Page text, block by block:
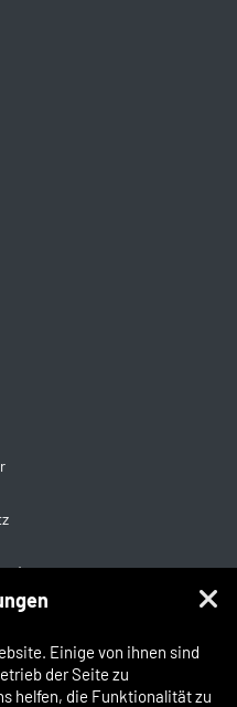
Einige von ihnen sind
der Seite zu
helfen, die Funktionalität zu